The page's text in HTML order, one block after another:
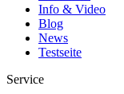
Info & Video
Blog
News
Testseite
Service